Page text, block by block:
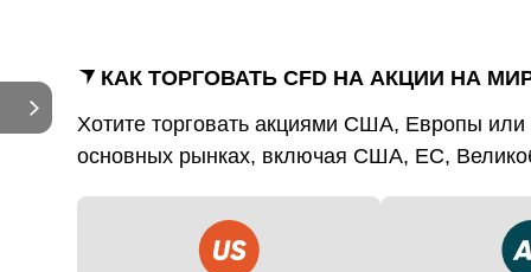
КАК ТОРГОВАТЬ CFD НА АКЦИИ НА
Хотите торговать акциями США, Европы
основных рынках, включая США, ЕС,